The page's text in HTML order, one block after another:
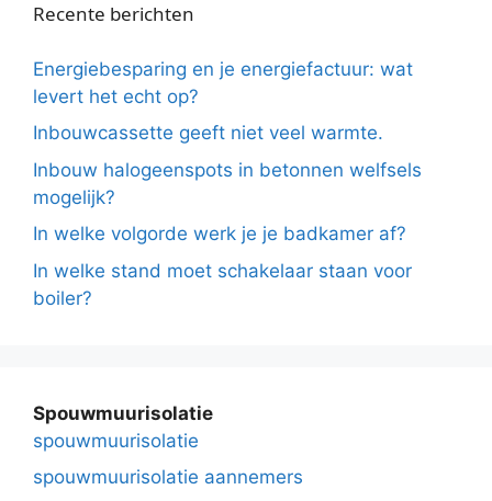
Recente berichten
Energiebesparing en je energiefactuur: wat
levert het echt op?
Inbouwcassette geeft niet veel warmte.
Inbouw halogeenspots in betonnen welfsels
mogelijk?
In welke volgorde werk je je badkamer af?
In welke stand moet schakelaar staan voor
boiler?
Spouwmuurisolatie
spouwmuurisolatie
spouwmuurisolatie aannemers